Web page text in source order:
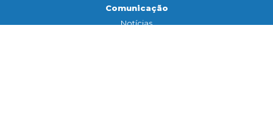
Comunicação
Notícias